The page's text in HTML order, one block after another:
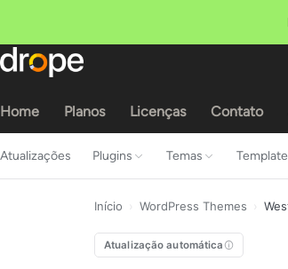
Home Planos Licenças Contato
Atualizações Plugins Temas
Início WordPress Themes
Atualização automática